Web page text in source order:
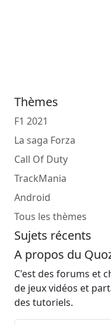
Thèmes
F1 2021
La saga Forza
Call Of Duty
TrackMania
Android
Tous les thèmes
Sujets récents
A propos du
C'est des forums et
de jeux vidéos et
des tutoriels.